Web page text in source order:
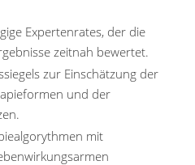
Expertenrates, der die
zeitnah bewertet.
zur Einschätzung der
und der
mit